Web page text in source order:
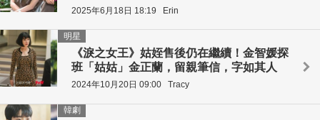
2025年6月18日 18:19 Erin
《淚之女王》姑姪售後仍在繼續！金智媛探
班「姑姑」金正蘭，留親筆信，字如其人
明星
2024年10月20日 09:00 Tracy
韓劇